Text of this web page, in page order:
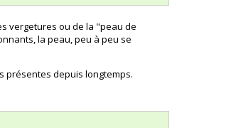
vergetures ou de la "peau de
la peau, peu à peu se
présentes depuis longtemps.